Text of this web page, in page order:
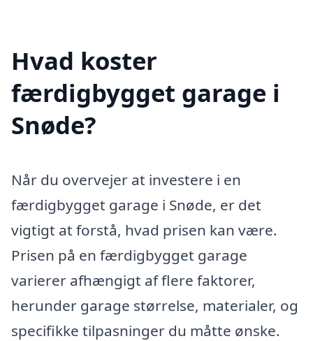
Hvad koster
færdigbygget garage i
Snøde?
Når du overvejer at investere i en
færdigbygget garage i Snøde, er det
vigtigt at forstå, hvad prisen kan være.
Prisen på en færdigbygget garage
varierer afhængigt af flere faktorer,
herunder garage størrelse, materialer, og
specifikke tilpasninger du måtte ønske.